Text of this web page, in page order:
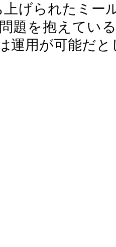
上げられたミー
題を抱えてい
運用が可能だ